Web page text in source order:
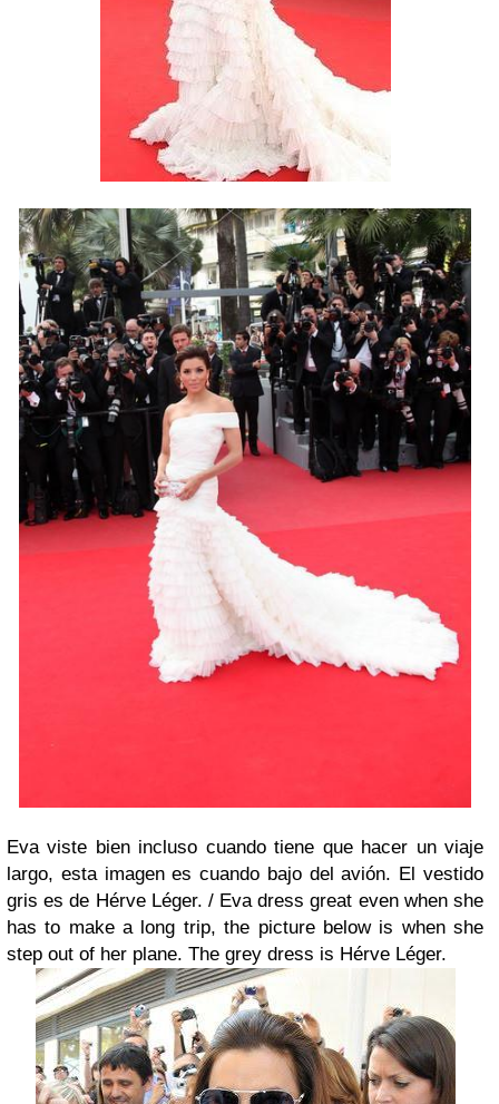
Eva viste bien incluso cuando tiene que hacer un viaje
largo, esta imagen es cuando bajo del avión. El vestido
gris es de Hérve Léger. / Eva dress great even when she
has to make a long trip, the picture below is when she
step out of her plane. The grey dress is Hérve Léger.